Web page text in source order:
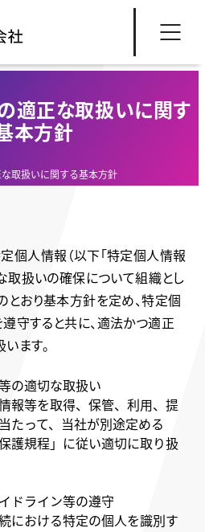
適正な取扱いに関す
本方針
取扱いに関する基本方針
個人情報（以下「特定個人情報
取扱いの確保について組織とし
とおり基本方針を定め、特定個
守すると共に、適法かつ適正
ます。
の適切な取扱い
報等を取得、保管、利用、提
たって、当社が別途定める
護規程」に従い適切に取り扱
ドライン等の遵守
における特定の個人を識別す